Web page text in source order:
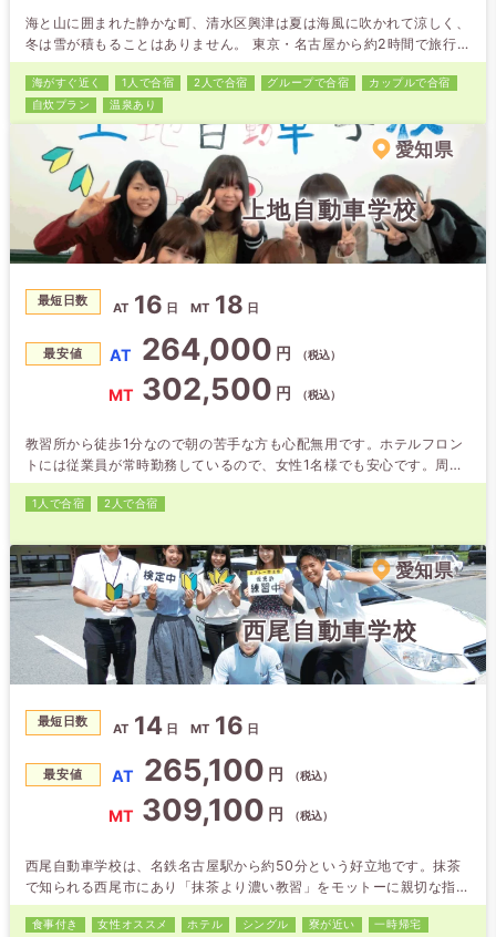
海と山に囲まれた静かな町、清水区興津は夏は海風に吹かれて涼しく、
冬は雪が積もることはありません。 東京・名古屋から約2時間で旅行気
分を味わいながら運転免許を取得。 海や山に囲まれた渋滞の少ない海
沿いの教習コースで気持ちよくドライビング。 人気の自炊プランか
ら、温泉施設の宿泊先までプランも充実していて人気の教習所です。
【オススメ】世界遺産登録の三保の松原。清水名物、黒はんぺんと桜エ
ビ、生シラスもどう…
海がすぐ近く 1人で合宿 2人で合宿 グループで合宿
カップルで合宿
自炊プラン
温泉あり
愛知県
上地自動車学校
最短日数 AT 16 日 MT 18 日
最安値 AT 264,000 円 （税込）
MT 302,500 円 （税込）
教習所から徒歩1分なので朝の苦手な方も心配無用です。ホテルフロン
トには従業員が常時勤務しているので、女性1名様でも安心です。周辺
の施設が充実しているので充実した合宿生活を送れます。教官も優しい
親切な人ばかりで笑顔が絶えません！好きな教官を選択できるシステム
1人で合宿 2人で合宿
愛知県
西尾自動車学校
最短日数 AT 14 日 MT 16 日
最安値 AT 265,100 円 （税込）
MT 309,100 円 （税込）
西尾自動車学校は、名鉄名古屋駅から約50分という好立地です。抹茶
で知られる西尾市にあり「抹茶より濃い教習」をモットーに親切な指導
を心掛けています。ホテルは教習所に隣接している為、空いた時間もお
部屋でゆっくりできます（清掃時間9:30～14:00は除く）。2021年11
食事付き 女性オススメ ホテル シングル 寮が近い 一時帰宅